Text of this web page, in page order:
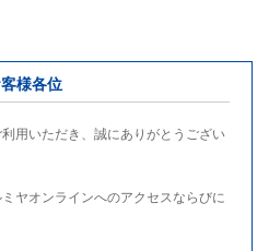
様各位
用いただき、誠にありがとうござい
ヤオンラインへのアクセスならびに